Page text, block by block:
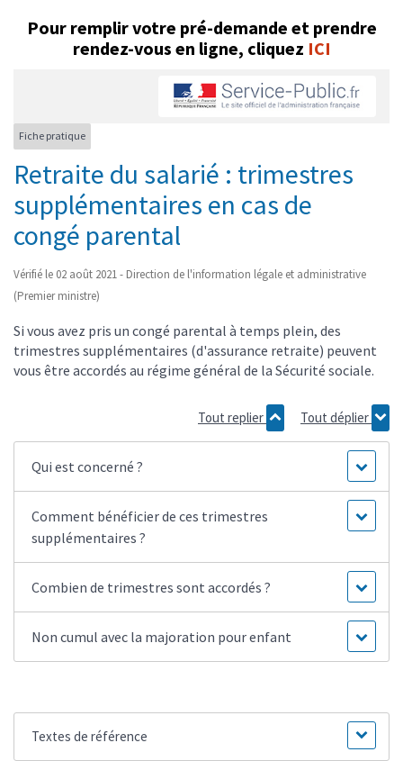
Pour remplir votre pré-demande et prendre
rendez-vous en ligne, cliquez ICI
Fiche pratique
Retraite du salarié : trimestres
supplémentaires en cas de
congé parental
Vérifié le 02 août 2021 - Direction de l'information légale et administrative
(Premier ministre)
Si vous avez pris un congé parental à temps plein, des
trimestres supplémentaires (d'assurance retraite) peuvent
vous être accordés au régime général de la Sécurité sociale.
Tout replier Tout déplier
Qui est concerné ?
Comment bénéficier de ces trimestres
supplémentaires ?
Combien de trimestres sont accordés ?
Non cumul avec la majoration pour enfant
Textes de référence